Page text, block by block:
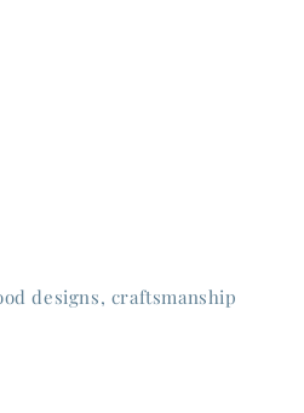
designs, craftsmanship